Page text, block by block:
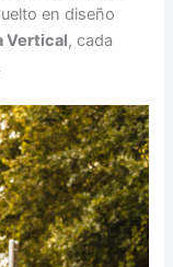
en diseño
Vertical, cada